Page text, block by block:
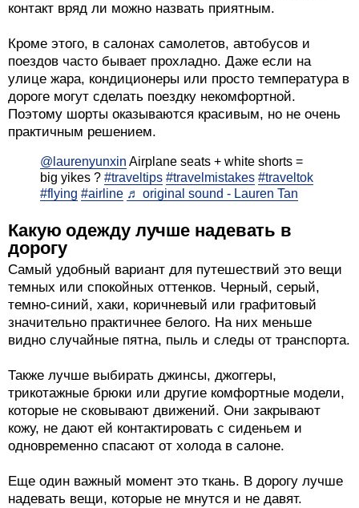
контакт вряд ли можно назвать приятным.
Кроме этого, в салонах самолетов, автобусов и
поездов часто бывает прохладно. Даже если на
улице жара, кондиционеры или просто температура в
дороге могут сделать поездку некомфортной.
Поэтому шорты оказываются красивым, но не очень
практичным решением.
@laurenyunxin Airplane seats + white shorts =
big yikes ? #traveltips #travelmistakes #traveltok
#flying #airline ♬ original sound - Lauren Tan
Какую одежду лучше надевать в
дорогу
Самый удобный вариант для путешествий это вещи
темных или спокойных оттенков. Черный, серый,
темно-синий, хаки, коричневый или графитовый
значительно практичнее белого. На них меньше
видно случайные пятна, пыль и следы от транспорта.
Также лучше выбирать джинсы, джоггеры,
трикотажные брюки или другие комфортные модели,
которые не сковывают движений. Они закрывают
кожу, не дают ей контактировать с сиденьем и
одновременно спасают от холода в салоне.
Еще один важный момент это ткань. В дорогу лучше
надевать вещи, которые не мнутся и не давят.